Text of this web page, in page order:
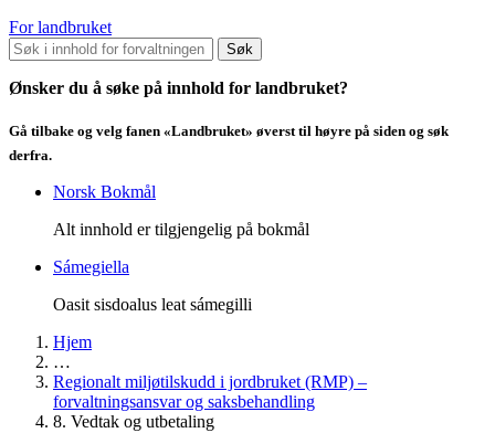
For landbruket
Søk
Ønsker du å søke på innhold for landbruket?
Gå tilbake og velg fanen «Landbruket» øverst til høyre på siden og søk
derfra.
Norsk Bokmål
Alt innhold er tilgjengelig på bokmål
Sámegiella
Oasit sisdoalus leat sámegilli
Hjem
…
Regionalt miljøtilskudd i jordbruket (RMP) –
forvaltningsansvar og saksbehandling
8. Vedtak og utbetaling